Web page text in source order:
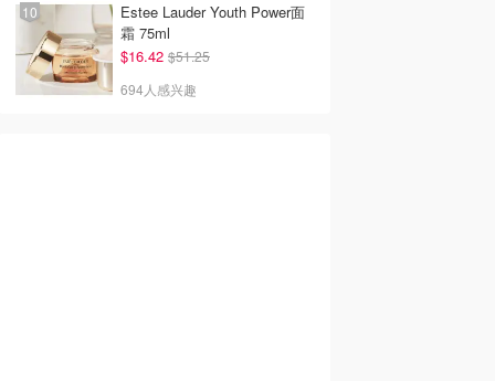
Estee Lauder Youth Power面
霜 75ml
$16.42 $51.25
694人感兴趣